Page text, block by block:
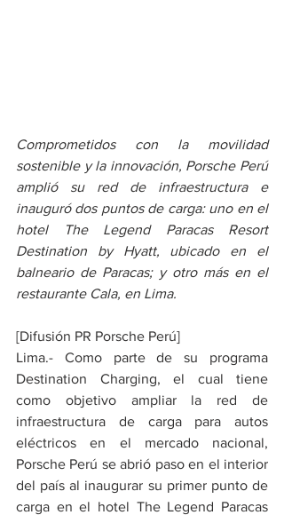
Comprometidos con la movilidad
sostenible y la innovación, Porsche Perú
amplió su red de infraestructura e
inauguró dos puntos de carga: uno en el
hotel The Legend Paracas Resort
Destination by Hyatt, ubicado en el
balneario de Paracas; y otro más en el
restaurante Cala, en Lima.
[Difusión PR Porsche Perú]
Lima.- Como parte de su programa
Destination Charging, el cual tiene
como objetivo ampliar la red de
infraestructura de carga para autos
eléctricos en el mercado nacional,
Porsche Perú se abrió paso en el interior
del país al inaugurar su primer punto de
carga en el hotel The Legend Paracas